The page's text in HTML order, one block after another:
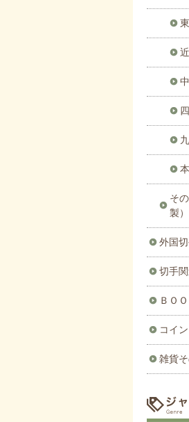
そ
製）
外国
切手
ＢＯＯ
コイ
雑貨